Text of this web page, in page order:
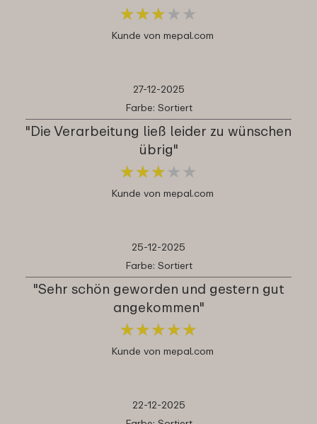
★★★ ★ ★
★★★ ★ ★
Kunde von mepal.com
27-12-2025
Farbe: Sortiert
"Die Verarbeitung ließ leider zu wünschen
übrig"
★★★ ★ ★
★★★ ★ ★
Kunde von mepal.com
25-12-2025
Farbe: Sortiert
"Sehr schön geworden und gestern gut
angekommen"
★★★★★
★★★★★
Kunde von mepal.com
22-12-2025